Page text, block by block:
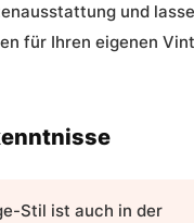
und
für Ihren eigenen
Stil ist auch in der